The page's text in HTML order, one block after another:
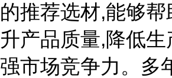
的推荐选材,能够帮
升产品质量,降低
强市场竞争力。多